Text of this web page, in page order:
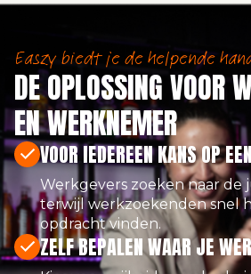
Easzy biedt je de helpende
DE OPLOSSING VOOR
EN WERKNEMER
VOOR IEDEREEN KANS OP
Werkgevers zoeken naar de
terwijl werkzoekenden snel
opdracht vinden.
ZELF BEPALEN WAAR JE